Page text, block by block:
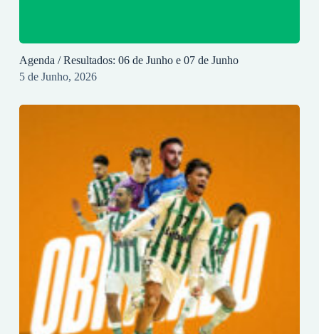
Agenda / Resultados: 06 de Junho e 07 de Junho
5 de Junho, 2026